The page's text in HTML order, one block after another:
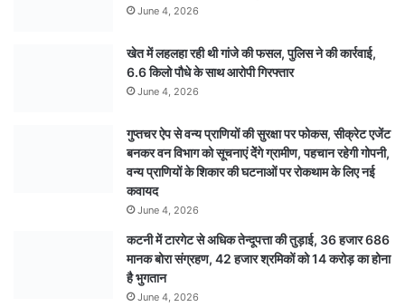
June 4, 2026
खेत में लहलहा रही थी गांजे की फसल, पुलिस ने की कार्रवाई,
6.6 किलो पौधे के साथ आरोपी गिरफ्तार
June 4, 2026
गुप्तचर ऐप से वन्य प्राणियों की सुरक्षा पर फोकस, सीक्रेट एजेंट
बनकर वन विभाग को सूचनाएं देेंगे ग्रामीण, पहचान रहेगी गोपनी,
वन्य प्राणियों के शिकार की घटनाओं पर रोकथाम के लिए नई
कवायद
June 4, 2026
कटनी में टारगेट से अधिक तेन्दूपत्ता की तुड़ाई, 36 हजार 686
मानक बोरा संग्रहण, 42 हजार श्रमिकों को 14 करोड़ का होना
है भुगतान
June 4, 2026